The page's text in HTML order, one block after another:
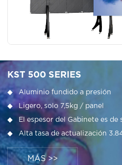
KST 500 SERIES
◆ Aluminio fundido a presión
◆ Ligero, solo 7,5kg / panel
◆ El espesor del Gabinete es de
◆ Alta tasa de actualización
MÁS >>